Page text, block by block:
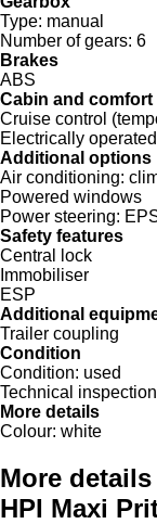
Type: manual
Number of gears: 6
Brakes
ABS
Cabin and comfort
Cruise control
Electrically
Additional options
Air conditioning:
Powered windows
Power steering:
Safety features
Central lock
Immobiliser
ESP
Additional
Trailer coupling
Condition
Condition: used
Technical
More details
Colour: white
More
HPI Maxi